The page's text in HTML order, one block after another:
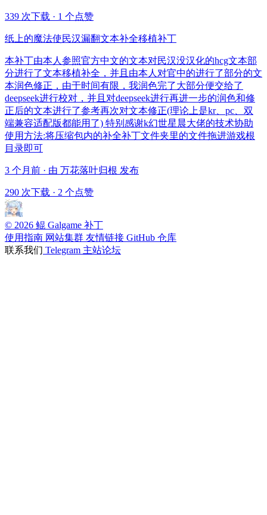
339 次下载 · 1 个点赞
纸上的魔法使民汉漏翻文本补全移植补丁
本补丁由本人参照官方中文的文本对民汉没汉化的hcg文本部
分进行了文本移植补全，并且由本人对官中的进行了部分的文
本润色修正，由于时间有限，我润色完了大部分便交给了
deepseek进行校对，并且对deepseek进行再进一步的润色和修
正后的文本进行了参考再次对文本修正(理论上是kr、pc、双
端兼容适配版都能用了) 特别感谢k幻世星晨大佬的技术协助
使用方法:将压缩包内的补全补丁文件夹里的文件拖进游戏根
目录即可
3 个月前 · 由 万花落叶归根 发布
290 次下载 · 2 个点赞
© 2026 鲲 Galgame 补丁
使用指南 网站集群 友情链接 GitHub 仓库
联系我们 Telegram 主站论坛